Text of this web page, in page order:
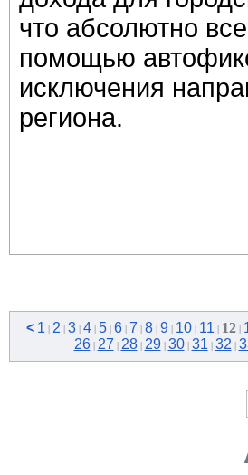
что абсолютно
помощью
исключения
региона.
< 1 | 2 | 3| 4| 5| 6| 7 | 8| 9| 10| 11 | 12|
26| 27 | 28| 29| 30| 31 | 32 |